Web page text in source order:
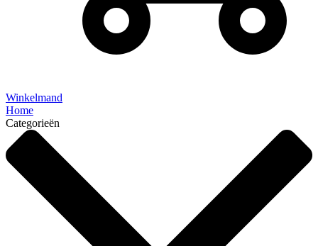
Winkelmand
Home
Categorieën